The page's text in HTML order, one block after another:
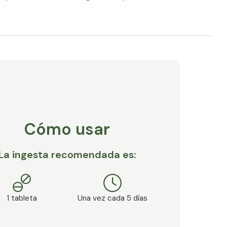
nosotros. Por lo tanto, no utilizamos el agente
celulosa microcristalina, un relleno vegetal que
nanopartículas. Nuestros productos no
es lo más puro posible, ya que la fuerza y la
importante.
Cómo usar
ingesta recomendada es:
1 tableta Una vez cada 5 días